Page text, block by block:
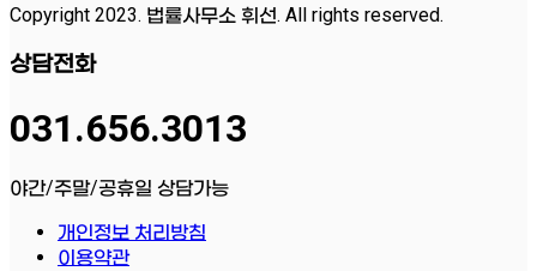
Copyright 2023. 법률사무소 휘선. All rights reserved.
상담전화
031.656.3013
야간/주말/공휴일 상담가능
개인정보 처리방침
이용약관